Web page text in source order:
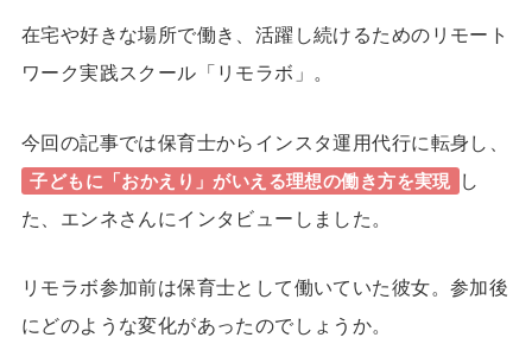
在宅や好きな場所で働き、活躍し続けるためのリモート
ワーク実践スクール「リモラボ」。
今回の記事では保育士からインスタ運用代行に転身し、
子どもに「おかえり」がいえる理想の働き方を実現
し
た、エンネさんにインタビューしました。
リモラボ参加前は保育士として働いていた彼女。参加後
にどのような変化があったのでしょうか。